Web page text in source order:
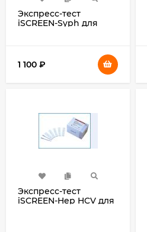
Экспресс-тест
iSCREEN-Syph для
1 100 ₽
Экспресс-тест
iSCREEN-Hep HCV для